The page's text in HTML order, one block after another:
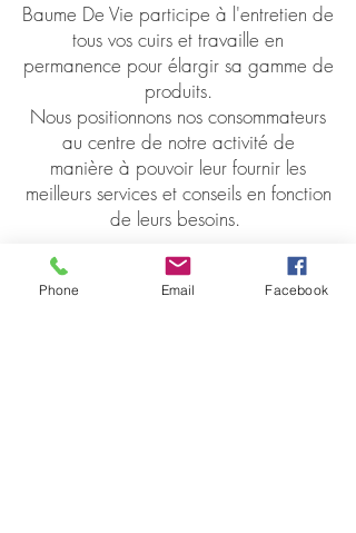
Baume De Vie participe à l'entretien de
tous vos cuirs et travaille en
permanence pour élargir sa gamme de
produits.
Nous positionnons nos consommateurs
au centre de notre activité de
manière à pouvoir leur fournir les
meilleurs services et conseils en fonction
de leurs besoins.
L'entretien du cuir est notre priorité
Phone Email Facebook